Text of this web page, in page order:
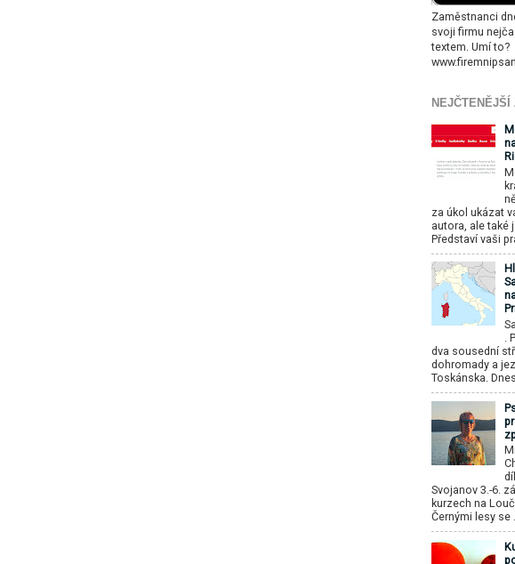
Zaměstnanci
svoji firmu
textem. Umí to?
NEJČTENĚJŠÍ
za úkol ukázat
autora, ale také
Představí vaši
.
dva sousední
dohromady a
Toskánska.
Svojanov 3.-6.
kurzech na
Černými lesy se